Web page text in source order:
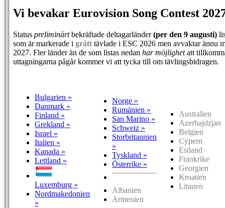
Vi bevakar Eurovision Song Contest
Status preliminärtbekräftade deltagarländer(per den 9 augusti)
som är markerade i grått tävlade i ESC 2026 men avvaktar ännu
2027. Fler länder än de som listas nedan har möjlighetatt
uttagningarna pågår kommer vi att tycka till om tävlingsbidragen.
Bulgarien »
Danmark »
Finland »
Grekland »
Israel »
Italien »
Kanada »
Lettland »
Luxemburg »
Nordmakedonien
»
Norge »
Rumänien »
San Marino »
Schweiz »
Storbritannien
»
Tyskland »
Österrike »
Albanien
Armenien
Australien
Azerbajdzjan
Belgien
Cypern
Estland
Frankrike
Georgien
Kroatien
Litauen